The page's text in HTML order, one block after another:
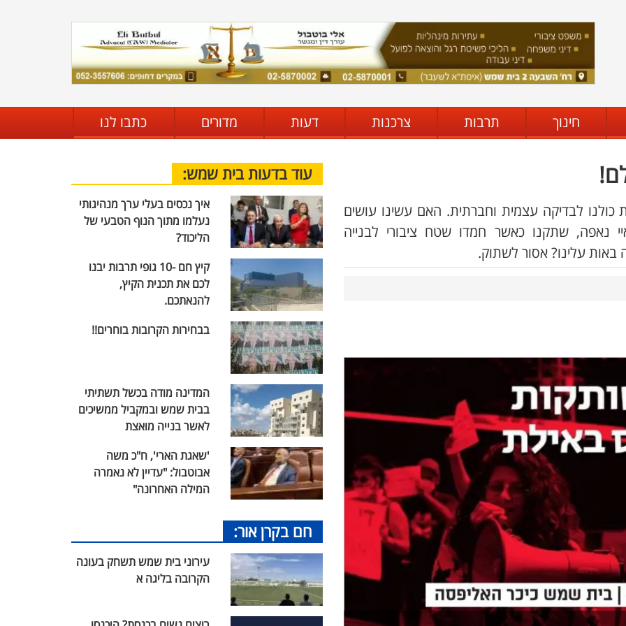
חינוך תרבות צרכנות דעות מדורים כתבו לנו
כולנו לבדיקה עצמית וחברתית. האם עשינו עושים
שתקנו כאשר חמדו שטח ציבורי לבנייה
עלינו? אסור לשתוק.
עוד בדעות בית שמש:
איך נכסים בעלי ערך מנהיגותי
נעלמו מתוך הנוף הטבעי של
הליכוד?
קיץ חם -10 גופי תרבות יבנו
לכם את תכנית הקיץ,
להנאתכם.
בבחירות הקרובות בוחרים!!
המדינה מודה בכשל תשתיתי
בבית שמש ובמקביל ממשיכים
לאשר בנייה מואצת
'שאגת הארי', ח"כ משה
אבוטבול: "עדיין לא נאמרה
המילה האחרונה"
חם בקרן אור:
עירוני בית שמש תשחק בעונה
הקרובה בליגה א